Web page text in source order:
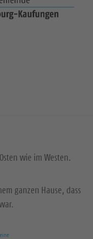
wie im Westen.
ganzen Hause, dass